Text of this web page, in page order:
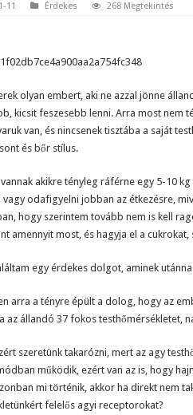
11 Érdekes 268 Megtekintés
olyan embert, aki ne azzal jönne
kicsit feszesebb lenni. Arra most nem
van, és nincsenek tisztába a saját
és bőr stílus.
akikre tényleg ráférne egy 5-10
odafigyelni jobban az étkezésre,
hogy szerintem tovább nem is kell
amennyit most, és hagyja el a
egy érdekes dolgot, aminek
arra a tényre épült a dolog, hogy az
az állandó 37 fokos testhőmérsékletet,
szeretünk takarózni, mert az agy
működik, ezért van az is, hogy
mi történik, akkor ha direkt nem
felelős agyi receptorokat?